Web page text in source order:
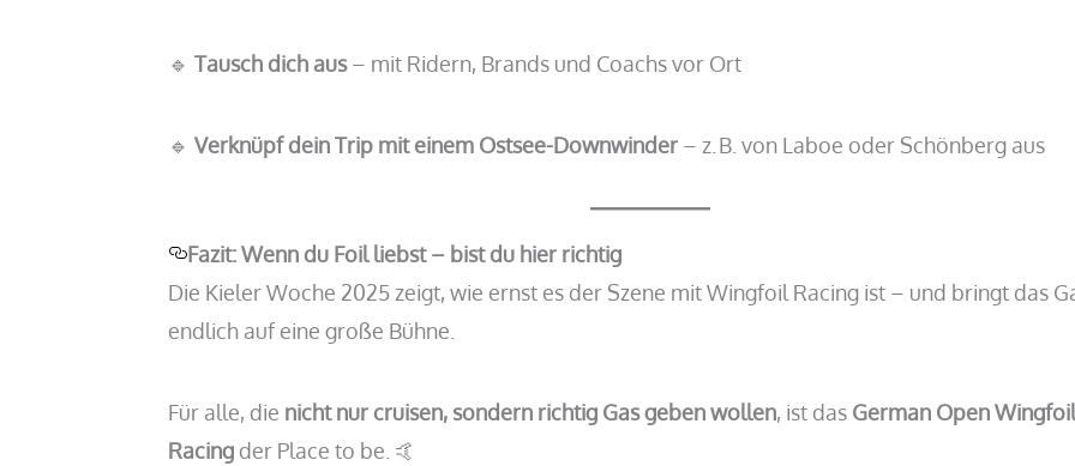
🔹Tausch dich aus– mit Ridern, Brands und Coachs vor Ort
🔹Verknüpf dein Trip mit einem Ostsee-Downwinder – z. B. von Laboe oder Schönberg aus
Fazit: Wenn du Foil liebst – bist du hier richtig
Die Kieler Woche 2025 zeigt, wie ernst es der Szene mit Wingfoil Racing ist – und bringt das
endlich auf eine große Bühne.
Für alle, die nicht nur cruisen, sondern richtig Gas geben wollen, ist das German Open
Racing der Place to be. 🤙